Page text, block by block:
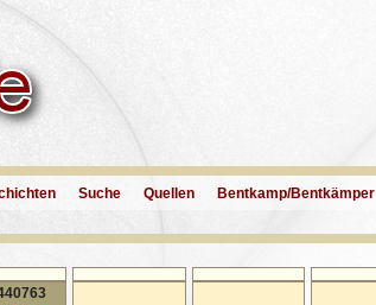
Suche Quellen Bentkamp/Bentkämper